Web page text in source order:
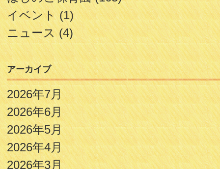
イベント(1)
ニュース(4)
アーカイブ
2026年7月
2026年6月
2026年5月
2026年4月
2026年3月